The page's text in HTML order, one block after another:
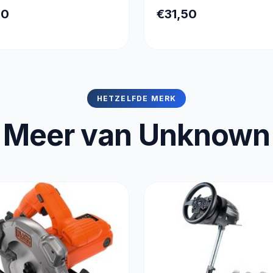
€31,50
HETZELFDE MERK
Meer van Unknown